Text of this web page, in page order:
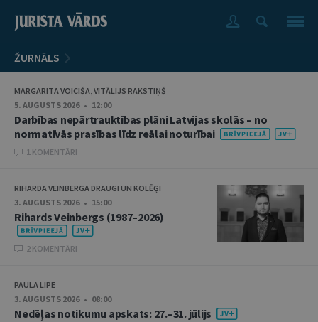
ŽURNĀLS
MARGARITA VOICIŠA, VITĀLIJS RAKSTIŅŠ
5. AUGUSTS 2026 • 12:00
Darbības nepārtrauktības plāni Latvijas skolās – no
normatīvās prasības līdz reālai noturībai
1 KOMENTĀRI
RIHARDA VEINBERGA DRAUGI UN KOLĒĢI
3. AUGUSTS 2026 • 15:00
Rihards Veinbergs (1987–2026)
2 KOMENTĀRI
PAULA LIPE
3. AUGUSTS 2026 • 08:00
Nedēļas notikumu apskats: 27.–31. jūlijs